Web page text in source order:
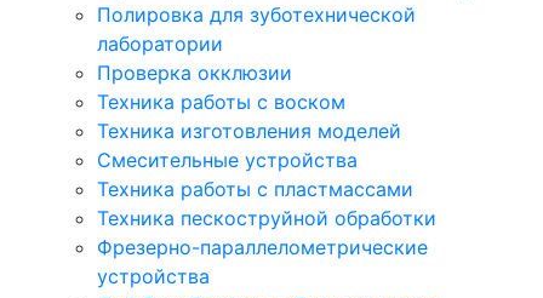
Полировка для зуботехнической
лаборатории
Проверка окклюзии
Техника работы с воском
Техника изготовления моделей
Смесительные устройства
Техника работы с пластмассами
Техника пескоструйной обработки
Фрезерно-параллелометрические
устройства